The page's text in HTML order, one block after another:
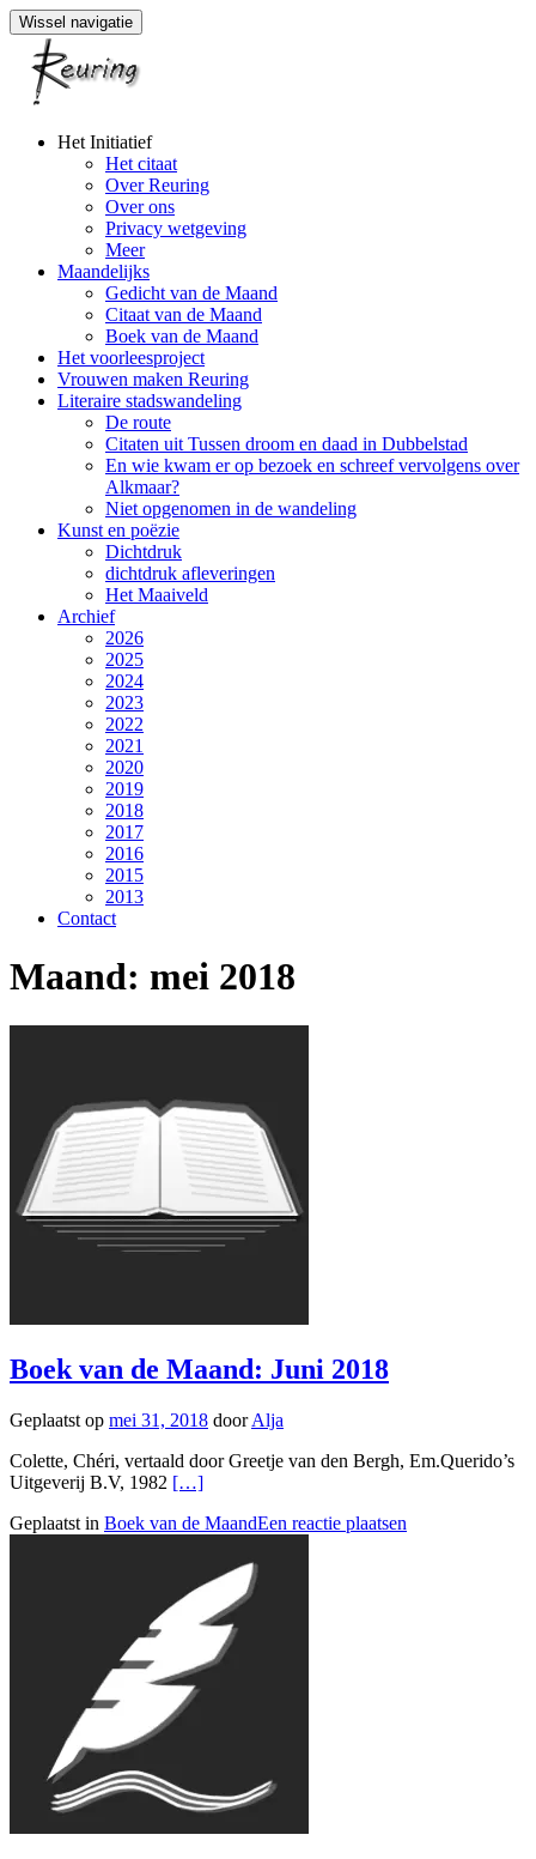
Wissel navigatie
Naar
Het Initiatief
Het citaat
Over Reuring
Over ons
Privacy wetgeving
Meer
Maandelijks
Gedicht van de Maand
Citaat van de Maand
Boek van de Maand
Het voorleesproject
Vrouwen maken Reuring
Literaire stadswandeling
De route
Citaten uit Tussen droom en daad in Dubbelstad
En wie kwam er op bezoek en schreef vervolgens over
Alkmaar?
Niet opgenomen in de wandeling
Kunst en poëzie
Dichtdruk
dichtdruk afleveringen
Het Maaiveld
Archief
2026
2025
2024
2023
2022
2021
2020
2019
2018
2017
2016
2015
2013
Contact
Maand: mei 2018
Boek van de Maand: Juni 2018
Geplaatst op mei 31, 2018 doorAlja
Colette, Chéri, vertaald door Greetje van den Bergh, Em.Querido’s
Uitgeverij B.V, 1982 […]
Geplaatst in Boek van de MaandEen reactie plaatsen